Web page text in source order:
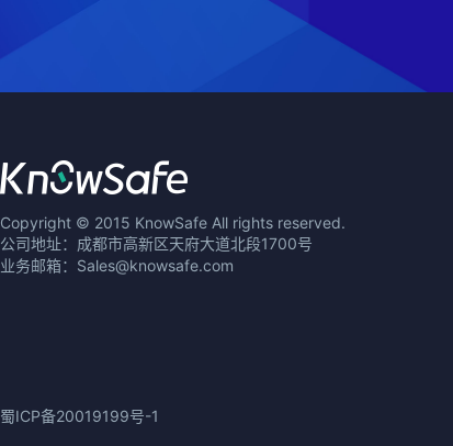
Copyright © 2015 KnowSafe All rights reserved.
公司地址：成都市高新区天府大道北段1700号
业务邮箱：Sales@knowsafe.com
蜀ICP备20019199号-1